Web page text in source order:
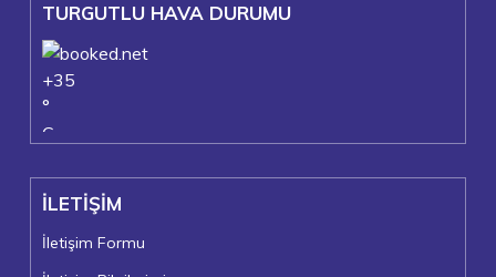
TURGUTLU HAVA DURUMU
+35
°
C
Turgutlu
Perşembe, 06
İLETİŞİM
İletişim Formu